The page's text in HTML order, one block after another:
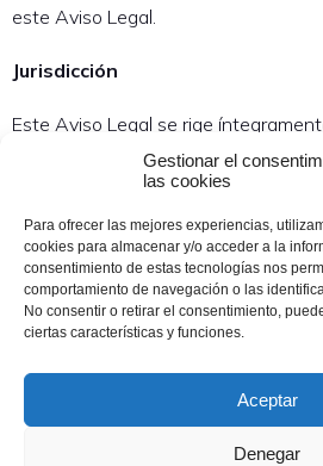
Gestionar el
las cookies
Para ofrecer las mejores experiencias,
cookies para almacenar y/o acceder a la
consentimiento de estas tecnologías nos
comportamiento de navegación o las
No consentir o retirar el consentimiento,
ciertas características y funciones.
Aceptar
Denegar
este Aviso Legal.
Jurisdicción
Este Aviso Legal se rige
En caso de que usted tenga
Aviso Legal o quiera realizar
Sitio Web, puede enviar un mensaje
Copyright ©2023 Amas Munduate San